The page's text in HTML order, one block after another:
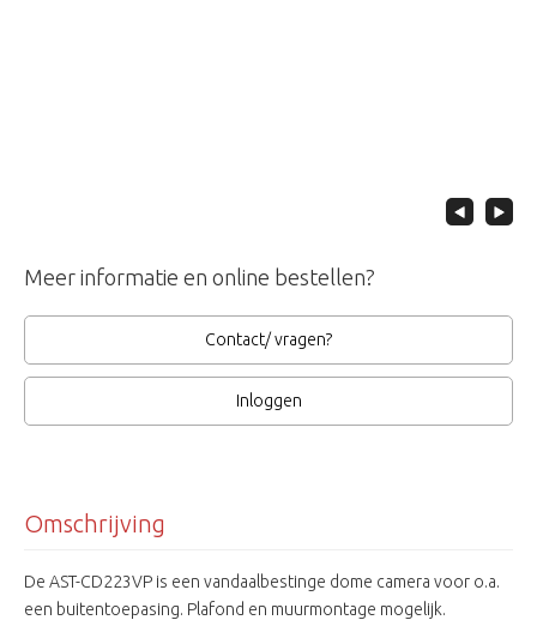
Meer informatie en online bestellen?
Contact/ vragen?
Inloggen
Omschrijving
De AST-CD223VP is een vandaalbestinge dome camera voor o.a.
een buitentoepasing. Plafond en muurmontage mogelijk.